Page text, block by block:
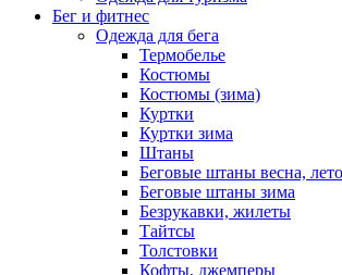
Бег и фитнес
Одежда для бега
Термобелье
Костюмы
Костюмы (зима)
Куртки
Куртки зима
Штаны
Беговые штаны весна,
Беговые штаны зима
Безрукавки, жилеты
Тайтсы
Толстовки
Кофты, джемперы